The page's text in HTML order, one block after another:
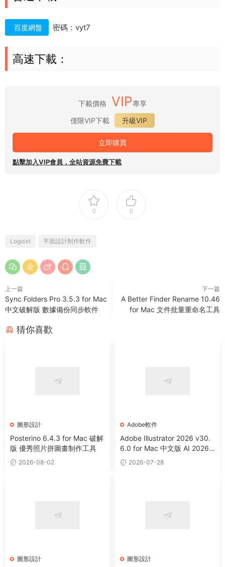
百度網盤 密碼：vyt7
高速下載：
下載價格 VIP專享
僅限VIP下載
升級VIP
立即購買
點擊加入VIP會員，全站資源免費下載
0 0
Logoist 平面設計制作軟件
上一篇
Sync Folders Pro 3.5.3 for Mac
中文破解版 數據備份同步軟件
下一篇
A Better Finder Rename 10.46
for Mac 文件批量重命名工具
猜你喜歡
圖形設計
Posterino 6.4.3 for Mac 破解
版 優秀照片拼圖畫制作工具
2026-08-02
Adobe軟件
Adobe Illustrator 2026 v30.
6.0 for Mac 中文版 AI 2026
矢量圖形設計軟件
2026-07-28
圖形設計 圖形設計